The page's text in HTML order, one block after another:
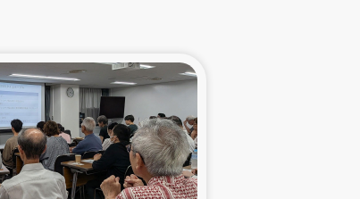
者支援